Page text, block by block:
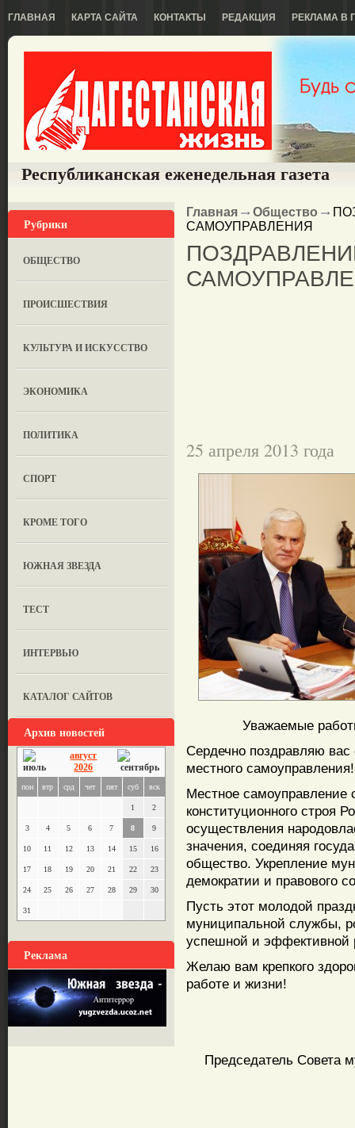
ГЛАВНАЯ КАРТА САЙТА КОНТАКТЫ РЕДАКЦИЯ РЕКЛАМА В
Республиканская еженедельная газета
Рубрики
ОБЩЕСТВО
ПРОИСШЕСТВИЯ
КУЛЬТУРА И ИСКУССТВО
ЭКОНОМИКА
ПОЛИТИКА
СПОРТ
КРОМЕ ТОГО
ЮЖНАЯ ЗВЕЗДА
ТЕСТ
ИНТЕРВЬЮ
КАТАЛОГ САЙТОВ
Архив новостей
август
2026
пон втр срд чет пят суб вск
1 2
3 4 5 6 7 8 9
10 11 12 13 14 15 16
17 18 19 20 21 22 23
24 25 26 27 28 29 30
31
Реклама
Главная Общество
САМОУПРАВЛЕНИЯ
25 апреля 2013 года
Уважаемые
Сердечно поздравляю
местного самоуправления!
Местное самоуправление
конституционного строя
осуществления
значения, соединяя
общество. Укрепление
демократии и правового
Пусть этот молодой
муниципальной службы,
успешной и эффективной
Желаю вам крепкого
работе и жизни!
Председатель Совета